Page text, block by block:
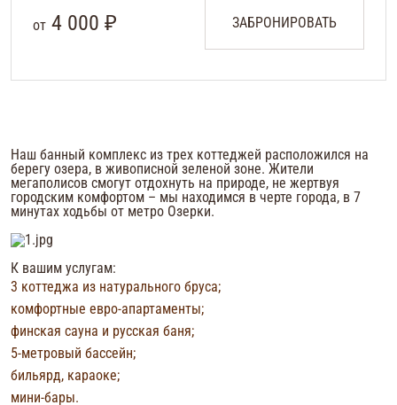
от 4 000 ₽ ЗАБРОНИРОВАТЬ
Средний коттедж
Количество человек
Общая площадь
Большой коттедж
Количество человек
Общая площадь
Банный комплекс
Количество человек
Общая площадь
Наш банный комплекс из трех коттеджей расположился на
берегу озера, в живописной зеленой зоне. Жители
мегаполисов смогут отдохнуть на природе, не жертвуя
городским комфортом – мы находимся в черте города, в 7
минутах ходьбы от метро Озерки.
К вашим услугам:
3 коттеджа из натурального бруса;
комфортные евро-апартаменты;
финская сауна и русская баня;
5-метровый бассейн;
бильярд, караоке;
мини-бары.